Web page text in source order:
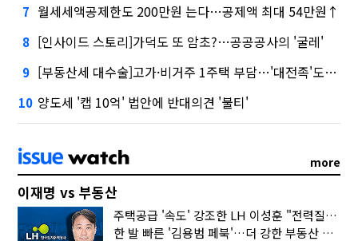
7 월세세액공제한도 200만원 는다…공제액 최대 54만원↑
8 [인사이드 스토리]가덕도 또 암초?…공공공사의 '굴레'
9 [부동산세 대수술]고가·비거주 1주택 부담…'대전족'도 불똥
10 양도세 '캡 10억' 법안에 반대의견 '불티'
more
이재명 vs 부동산
주택공급 '속도' 강조한 LH 이성훈 "전력질주해야"
한 발 빠른 '김용범 페북'…더 강한 부동산 규제 나오나